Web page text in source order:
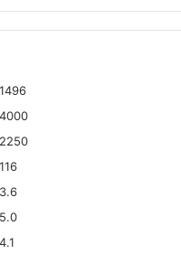
1496
4000
2250
116
3.6
5.0
4.1